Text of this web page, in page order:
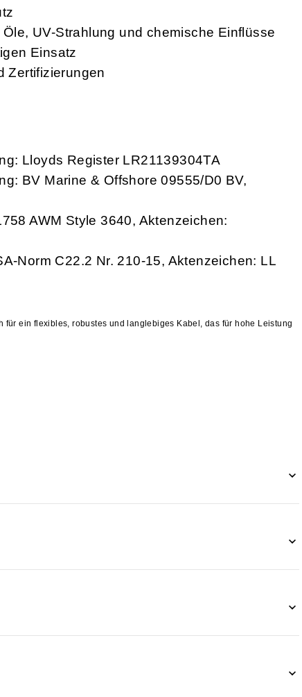
UV-Strahlung und chemische Einflüsse
Einsatz
Zertifizierungen
Lloyds Register LR21139304TA
BV Marine & Offshore 09555/D0 BV,
AWM Style 3640, Aktenzeichen:
Norm C22.2 Nr. 210-15, Aktenzeichen: LL
ein flexibles, robustes und langlebiges Kabel, das für hohe Leistung